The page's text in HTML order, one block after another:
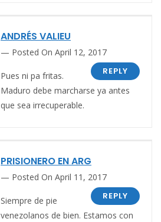
ANDRÉS VALIEU
Posted On April 12, 2017
REPLY
Pues ni pa fritas.
Maduro debe marcharse ya antes
que sea irrecuperable.
PRISIONERO EN ARG
Posted On April 11, 2017
REPLY
Siempre de pie
venezolanos de bien. Estamos con